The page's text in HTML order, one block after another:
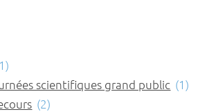
scientifiques grand public (1)
(2)